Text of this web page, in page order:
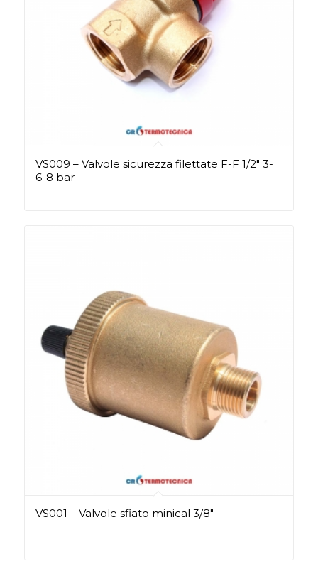
VS009 – Valvole sicurezza filettate F-F 1/2″ 3-
6-8 bar
VS001 – Valvole sfiato minical 3/8″